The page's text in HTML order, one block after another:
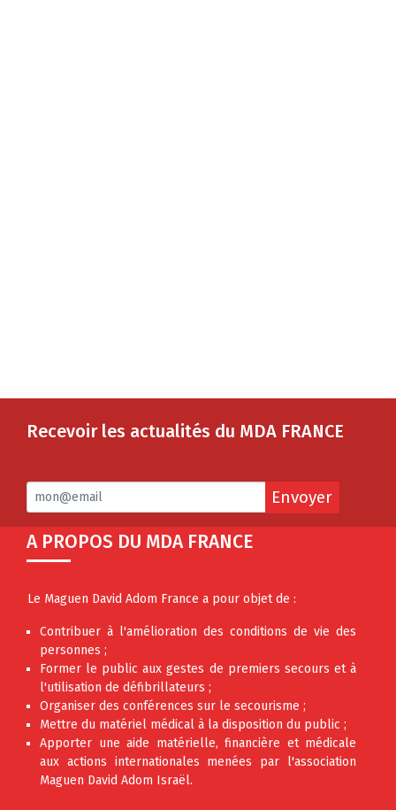
Recevoir les actualités du MDA FRANCE
Envoyer
A PROPOS DU MDA FRANCE
Le Maguen David Adom France a pour objet de :
Contribuer à l'amélioration des conditions de vie des
personnes ;
Former le public aux gestes de premiers secours et à
l'utilisation de défibrillateurs ;
Organiser des conférences sur le secourisme ;
Mettre du matériel médical à la disposition du public ;
Apporter une aide matérielle, financière et médicale
aux actions internationales menées par l'association
Maguen David Adom Israël.